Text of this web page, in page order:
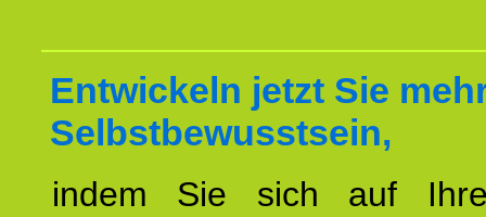
Entwickeln jetzt Sie
Selbstbewusstsein,
indem Sie sich auf